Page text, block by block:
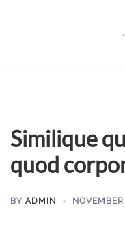
Similique
quod
BY ADMIN